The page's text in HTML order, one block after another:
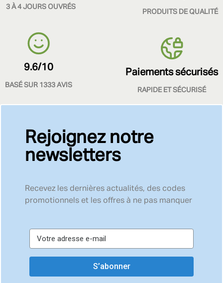
3 À 4 JOURS OUVRÉS
PRODUITS DE QUALITÉ
9.6/10
BASÉ SUR 1333 AVIS
Paiements sécurisés
RAPIDE ET SÉCURISÉ
Rejoignez notre
newsletters
Recevez les dernières actualités, des codes
promotionnels et les offres à ne pas manquer
S’abonner